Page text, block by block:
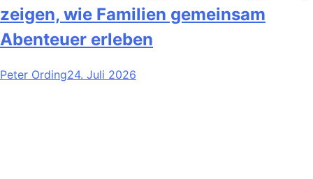
zeigen, wie Familien gemeinsam
Abenteuer erleben
Peter Ording24. Juli 2026